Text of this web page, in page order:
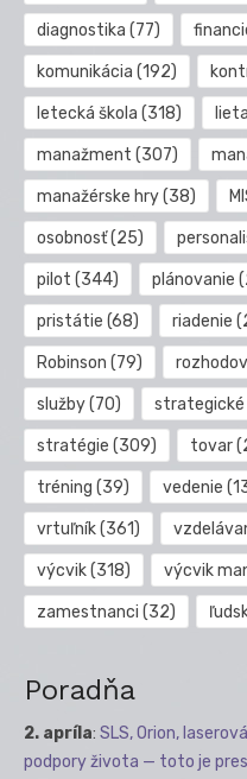
diagnostika (77)
komunikácia (192)
letecká škola (318)
manažment (307)
manažérske hry(38)
osobnosť(25)
pilot (344) plánovanie
pristátie (68) riadenie
Robinson (79)
služby(70) strategické
stratégie (309) tovar
tréning (39) vedenie
vrtuľník(361)
výcvik(318) výcvik
zamestnanci (32)
Poradňa
2. apríla: SLS, Orion,
podpory života — toto je